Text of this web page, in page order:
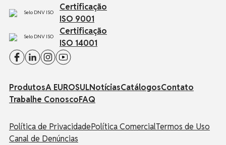
Certificação
ISO 9001
Certificação
ISO 14001
ProdutosA EUROSULNotíciasCatálogosContato
Trabalhe ConoscoFAQ
Política de PrivacidadePolítica ComercialTermos de Uso
Canal de Denúncias